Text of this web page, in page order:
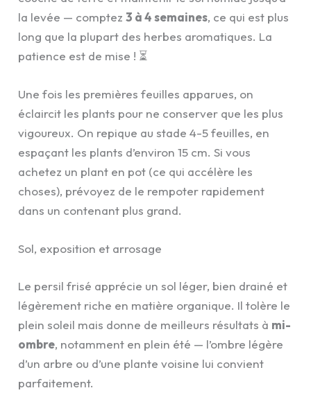
la levée — comptez3 à 4 semaines, ce qui est plus
long que la plupart des herbes aromatiques. La
patience est de mise ! ⏳
Une fois les premières feuilles apparues, on
éclaircit les plants pour ne conserver que les plus
vigoureux. On repique au stade 4-5 feuilles, en
espaçant les plants d’environ 15 cm. Si vous
achetez un plant en pot (ce qui accélère les
choses), prévoyez de le rempoter rapidement
dans un contenant plus grand.
Sol, exposition et arrosage
Le persil frisé apprécie un sol léger, bien drainé et
légèrement riche en matière organique. Il tolère le
plein soleil mais donne de meilleurs résultats à mi-
ombre, notamment en plein été — l’ombre légère
d’un arbre ou d’une plante voisine lui convient
parfaitement.